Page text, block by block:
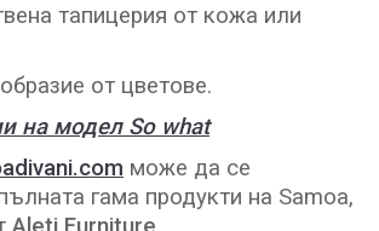
тапицерия от кожа или
от цветове.
на модел So what
може да се
гама продукти на Samoa,